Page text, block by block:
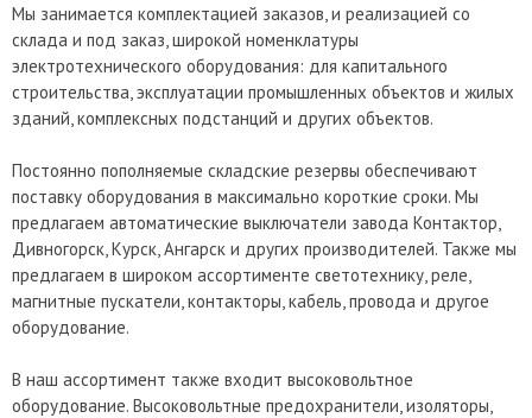
Мы занимается комплектацией заказов, и реализацией со
склада и под заказ, широкой номенклатуры
электротехнического оборудования: для капитального
строительства, эксплуатации промышленных объектов и жилых
зданий, комплексных подстанций и других объектов.
Постоянно пополняемые складские резервы обеспечивают
поставку оборудования в максимально короткие сроки. Мы
предлагаем автоматические выключатели завода Контактор,
Дивногорск, Курск, Ангарск и других производителей. Также мы
предлагаем в широком ассортименте светотехнику, реле,
магнитные пускатели, контакторы, кабель, провода и другое
оборудование.
В наш ассортимент также входит высоковольтное
оборудование. Высоковольтные предохранители, изоляторы,